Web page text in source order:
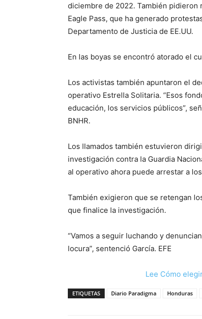
diciembre de 2022. También pidieron
Eagle Pass, que ha generado
Departamento de Justicia de EE.UU.
En las boyas se encontró atorado el
Los activistas también apuntaron el
operativo Estrella Solitaria. “Esos
educación, los servicios públicos”,
BNHR.
Los llamados también estuvieron
investigación contra la Guardia
al operativo ahora puede arrestar a
También exigieron que se retengan
que finalice la investigación.
“Vamos a seguir luchando y
locura”, sentenció García. EFE
Lee Cómo
ETIQUETAS Diario Paradigma Honduras